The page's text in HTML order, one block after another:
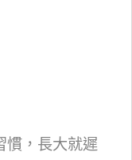
慣，長大就遲